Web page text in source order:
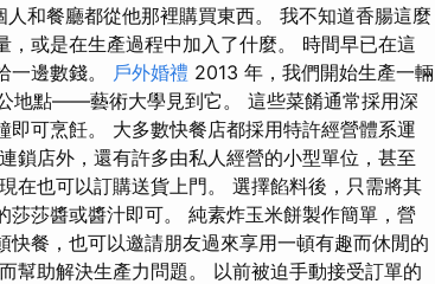
和餐廳都從他那裡購買東西。 我不知道香腸這麼
或是在生產過程中加入了什麼。 時間早已在這
一邊數錢。 戶外婚禮 2013 年，我們開始生產一輛
地點——藝術大學見到它。 這些菜餚通常採用深
可烹飪。 大多數快餐店都採用特許經營體系運
鎖店外，還有許多由私人經營的小型單位，甚至
在也可以訂購送貨上門。 選擇餡料後，只需將其
莎醬或醬汁即可。 純素炸玉米餅製作簡單，營
餐，也可以邀請朋友過來享用一頓有趣而休閒的
幫助解決生產力問題。 以前被迫手動接受訂單的